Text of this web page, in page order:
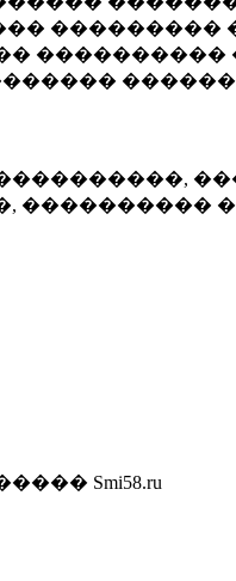
���������
����������
����������
Smi58.ru